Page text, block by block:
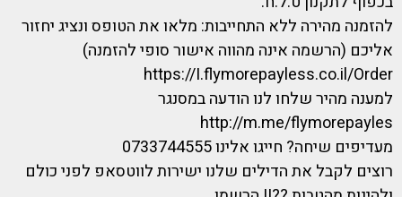
להזמנה מהירה ללא התחייבות: מלאו את הטופס ונציג יחזור
אליכם (הרשמה אינה מהווה אישור סופי להזמנה)
https://I.flymorepayless.co.il/Order
למענה מהיר שלחו לנו הודעה במסנגר
http://m.me/flymorepayles
מעדיפים שיחה? חייגו אלינו 0733744555
רוצים לקבל את הדילים שלנו ישירות לווטסאפ לפני כולם